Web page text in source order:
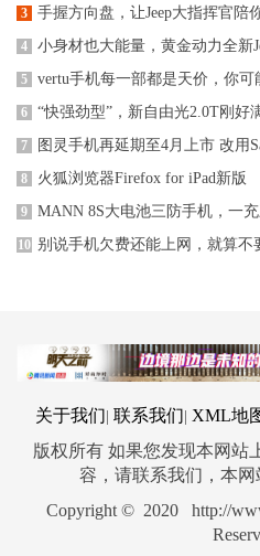
3 手握方向盘，让Jeep大指挥官陪
4 小身材也大能量，黄金动力全新
5 vertu手机每一部都是天价，你可
6 “快强劲型”，新自由光2.0T刚好
7 图灵手机再延期至4月上市 改用
8 火狐浏览器Firefox for iPad新版
9 MANN 8S大电池三防手机，一
10 别说手机欠费还能上网，就算不
关于我们 联系我们 XML地
版权所有 如果您发现本网站
容，请联系我们，本网
Copyright © 2020 http://